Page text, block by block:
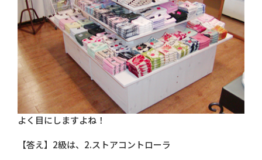
よく目にしますよね！
【答え】2級は、2.ストアコントローラ